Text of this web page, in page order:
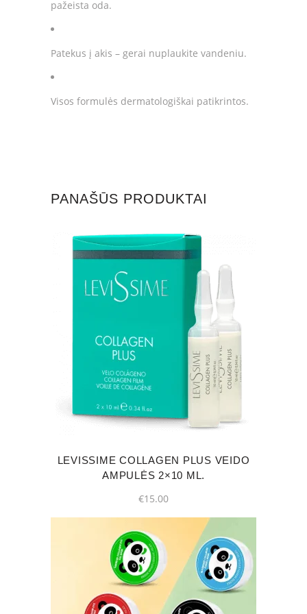
pažeista oda.
Patekus į akis – gerai nuplaukite vandeniu.
Visos formulės dermatologiškai patikrintos.
PANAŠŪS PRODUKTAI
LEVISSIME COLLAGEN PLUS VEIDO
AMPULĖS 2×10 ML.
€15.00